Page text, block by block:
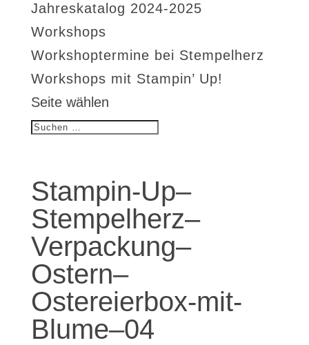
Jahreskatalog 2024-2025
Workshops
Workshoptermine bei Stempelherz
Workshops mit Stampin’ Up!
Seite wählen
Stampin-Up–
Stempelherz–
Verpackung–
Ostern–
Ostereierbox-mit-
Blume–04